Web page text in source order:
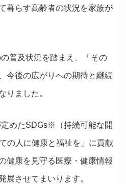
暮らす高齢者の状況を家族が
普及状況を踏まえ、「その
今後の広がりへの期待と継続
りました。
めたSDGs※（持続可能な開
の人に健康と福祉を」に貢献
健康を見守る医療・健康情報
展させてまいります。